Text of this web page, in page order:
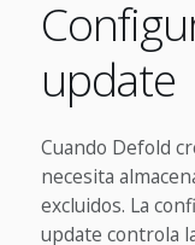
update
Cuando Defold
necesita
excluidos. La
update controla